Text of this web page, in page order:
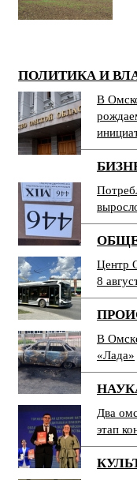
ПОЛИТИКА И
В
Центр
8
В
«Лада»
Два
этап